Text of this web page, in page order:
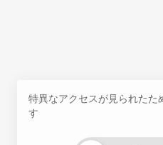
特異なアクセスが見られたた
す